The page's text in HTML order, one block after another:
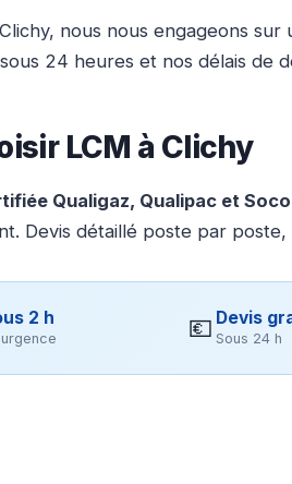
nous nous engageons
24 heures et nos délais de
LCM à Clichy
Qualigaz, Qualipac et
Devis détaillé poste par
2 h
urgence 💶 Devis
Sous 24 h